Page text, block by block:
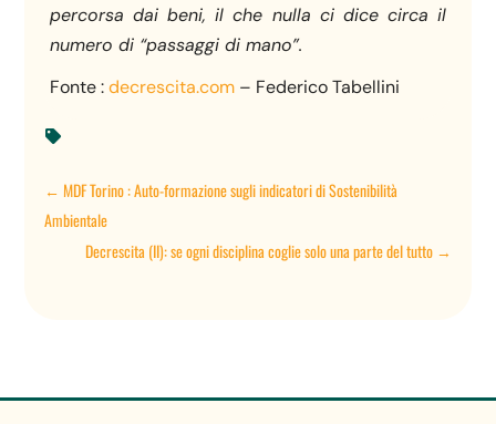
percorsa dai beni, il che nulla ci dice circa il
numero di “passaggi di mano”.
Fonte :decrescita.com – Federico Tabellini

←MDF Torino : Auto-formazione sugli indicatori di Sostenibilità
Ambientale
Decrescita (II): se ogni disciplina coglie solo una parte del tutto→